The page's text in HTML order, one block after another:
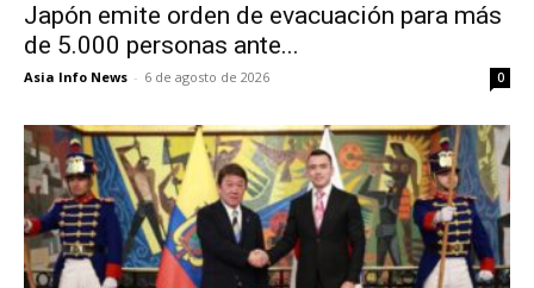
Japón emite orden de evacuación para más
de 5.000 personas ante...
Asia Info News - 6 de agosto de 2026 0